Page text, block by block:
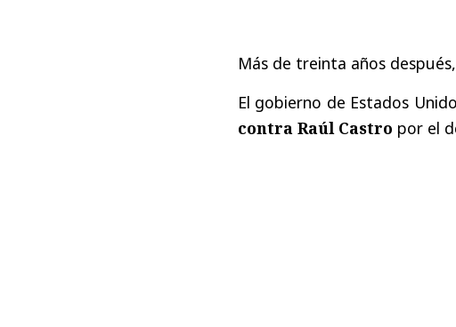
Más de treinta años
El gobierno de Estados
contra Raúl Castro por el